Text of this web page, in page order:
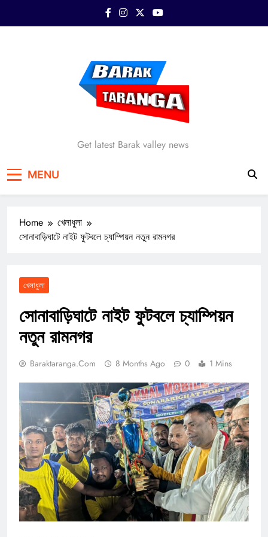
Barak Taranga
Get latest Barak valley news
MENU
Home
খেলাধুলা
সোনাবাড়িঘাটে নাইট ফুটবলে চ্যাম্পিয়ন নতুন রামনগর
খেলাধুলা
সোনাবাড়িঘাটে নাইট ফুটবলে চ্যাম্পিয়ন
নতুন রামনগর
Baraktaranga.com 8 Months Ago 0 1 Mins